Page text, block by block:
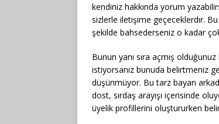
kendiniz hakkında yorum
sizlerle iletişime geçeceklerdır.
şekilde bahsederseniz o kadar
Bunun yanı sıra açmış
istiyorsanız bunuda belirtmeniz
düşünmüyor. Bu tarz bayan
dost, sırdaş arayışı içerisinde
üyelik profillerini oluştururken